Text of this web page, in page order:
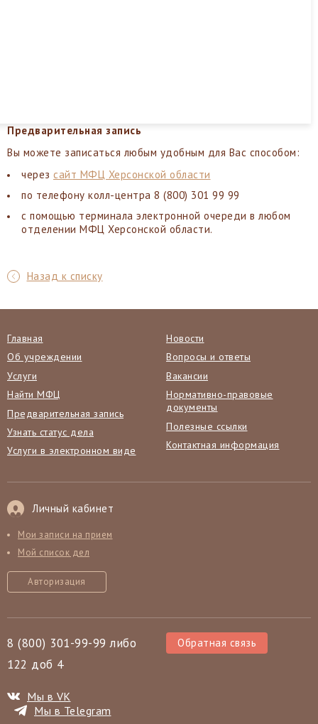
Предварительная запись
Вы можете записаться любым удобным для Вас способом:
через сайт МФЦ Херсонской области
по телефону колл-центра 8 (800) 301 99 99
с помощью терминала электронной очереди в любом
отделении МФЦ Херсонской области.
Назад к списку
Главная
Об учреждении
Услуги
Найти МФЦ
Предварительная запись
Узнать статус дела
Услуги в электронном виде
Новости
Вопросы и ответы
Вакансии
Нормативно-правовые
документы
Полезные ссылки
Контактная информация
Личный кабинет
Мои записи на прием
Мой список дел
Авторизация
8 (800) 301-99-99 либо
122 доб 4
Обратная связь
Мы в VK
Мы в Telegram